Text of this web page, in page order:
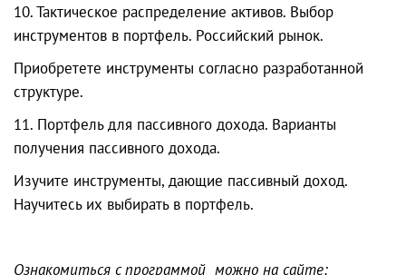
10. Тактическое распределение активов. Выбор
инструментов в портфель. Российский рынок.
Приобретете инструменты согласно разработанной
структуре.
11. Портфель для пассивного дохода. Варианты
получения пассивного дохода.
Изучите инструменты, дающие пассивный доход.
Научитесь их выбирать в портфель.
Ознакомиться с программой можно на сайте: